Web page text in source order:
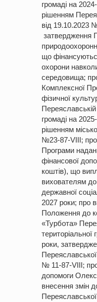
громаді на
рішенням
від 19.10.2023
затвердження
що
охорони
середовища;
Комплексної
фізичної
Переяславській
громаді на
рішенням
№23-87-VІІІ;
Програми
фінансової
коштів), що
вихователям
державної
2027 роки; про
Положення до
«Турбота»
роки,
№ 11-87-VIII;
допомоги
внесення змін
Переяславської